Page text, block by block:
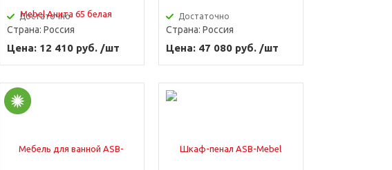
Достаточно
Страна: Россия
Цена: 12 410 руб. /шт
Достаточно
Страна: Россия
Цена: 47 080 руб. /шт